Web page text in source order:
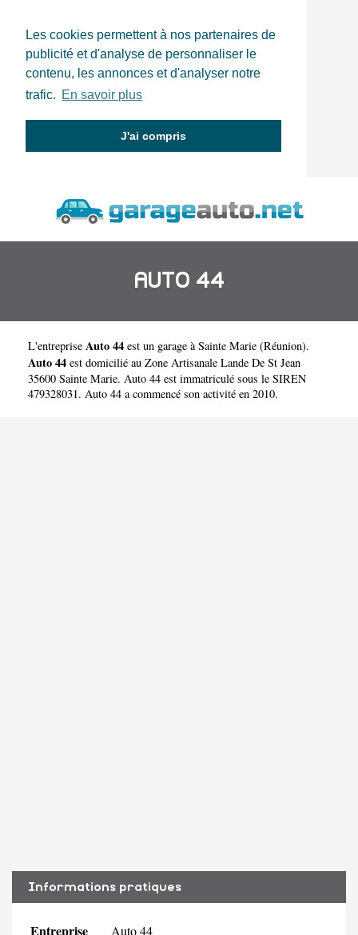
Les cookies permettent à nos partenaires de
publicité et d'analyse de personnaliser le
contenu, les annonces et d'analyser notre
trafic. En savoir plus
J'ai compris
AUTO 44
L'entreprise Auto 44 est un garage à Sainte Marie (Réunion).
Auto 44 est domicilié au Zone Artisanale Lande De St Jean
35600 Sainte Marie. Auto 44 est immatriculé sous le SIREN
479328031. Auto 44 a commencé son activité en 2010.
Informations pratiques
Entreprise Auto 44